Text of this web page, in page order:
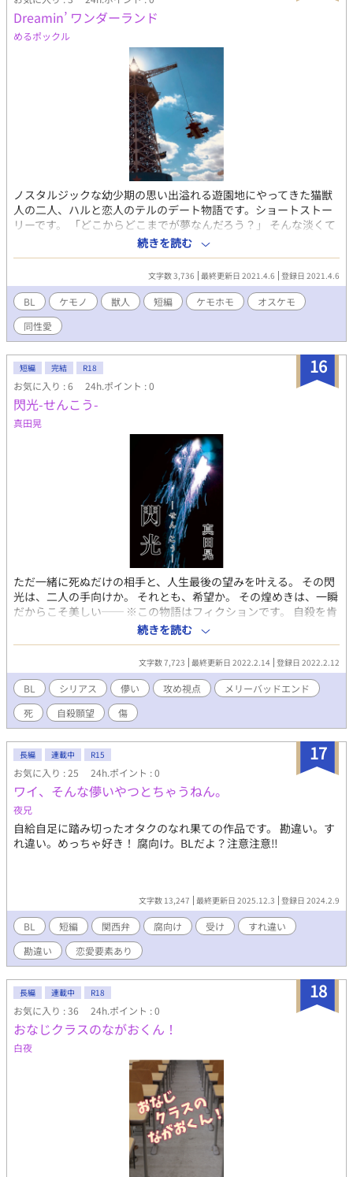
だが、大雑把な性格で月子の名前を決めてしまう……… 曜 莉鞍ヨ
ウリアン 真名 陽黎 帝国南西を納める曜家の長子で学術庁の長官に
して学舎の校長、凛鈴の先生 月子の同級生
Dreamin’ ワンダーランド
めるポックル
ノスタルジックな幼少期の思い出溢れる遊園地にやってきた猫獣
人の二人、ハルと恋人のテルのデート物語です。ショートストー
リーです。 「どこからどこまでが夢なんだろう？」 そんな淡くて
儚い春の夢がテーマの、ちょっとヘンで甘いワンダーランドでの
BL物語です……が、後味はあまり良くないかもです。
続きを読む
文字数 3,736 最終更新日 2021.4.6 登録日 2021.4.6
BL ケモノ 獣人 短編 ケモホモ
オスケモ
同性愛
16
短編 完結 R18
お気に入り : 6 24h.ポイント : 0
閃光-せんこう-
真田晃
ただ一緒に死ぬだけの相手と、人生最後の望みを叶える。 その閃
光は、二人の手向けか。 それとも、希望か。 その煌めきは、一瞬
だからこそ美しい── ※この物語はフィクションです。 自殺を肯
定・美化及び自殺ほう助を目的としておりません。 作者の想像で
書かれた創作物であり、現実のものとは一切関係ありません。
続きを読む
文字数 7,723 最終更新日 2022.2.14 登録日 2022.2.12
BL シリアス 儚い 攻め視点
メリーバッドエンド
死
自殺願望 傷
17
長編 連載中 R15
お気に入り : 25 24h.ポイント : 0
ワイ、そんな儚いやつとちゃうねん。
夜兄
自給自足に踏み切ったオタクのなれ果ての作品です。 勘違い。す
れ違い。めっちゃ好き！ 腐向け。BLだよ？注意注意‼
文字数 13,247 最終更新日 2025.12.3 登録日 2024.2.9
BL 短編 関西弁 腐向け 受け
すれ違い
勘違い
恋愛要素あり
18
長編 連載中 R18
お気に入り : 36 24h.ポイント : 0
おなじクラスのながおくん！
白夜